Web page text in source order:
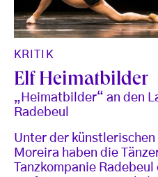
KRITIK
Elf Heimatbilder
„Heimatbilder“ an den
Radebeul
Unter der künstlerischen
Moreira haben die
Tanzkompanie